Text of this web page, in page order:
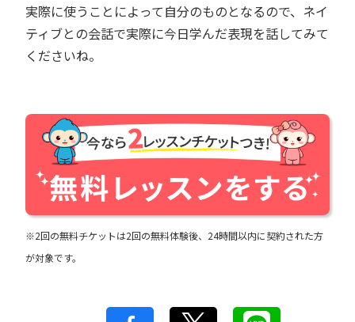
実際に使うことによって自分のものとなるので、ネイ
ティブとの会話で実際に今日学んだ表現を話してみて
くださいね。
※2回の無料チケットは2回の無料体験後、24時間以内に契約された方
が対象です。